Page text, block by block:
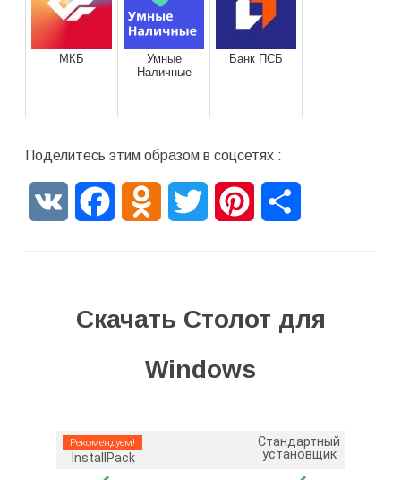
МКБ
Умные
Наличные
Банк ПСБ
Поделитесь этим образом в соцсетях :
VK FacebookOdnoklassniki
Twitter Pinterest
Скачать Столот для
Windows
Рекомендуем!
InstallPack
Стандартный
установщик